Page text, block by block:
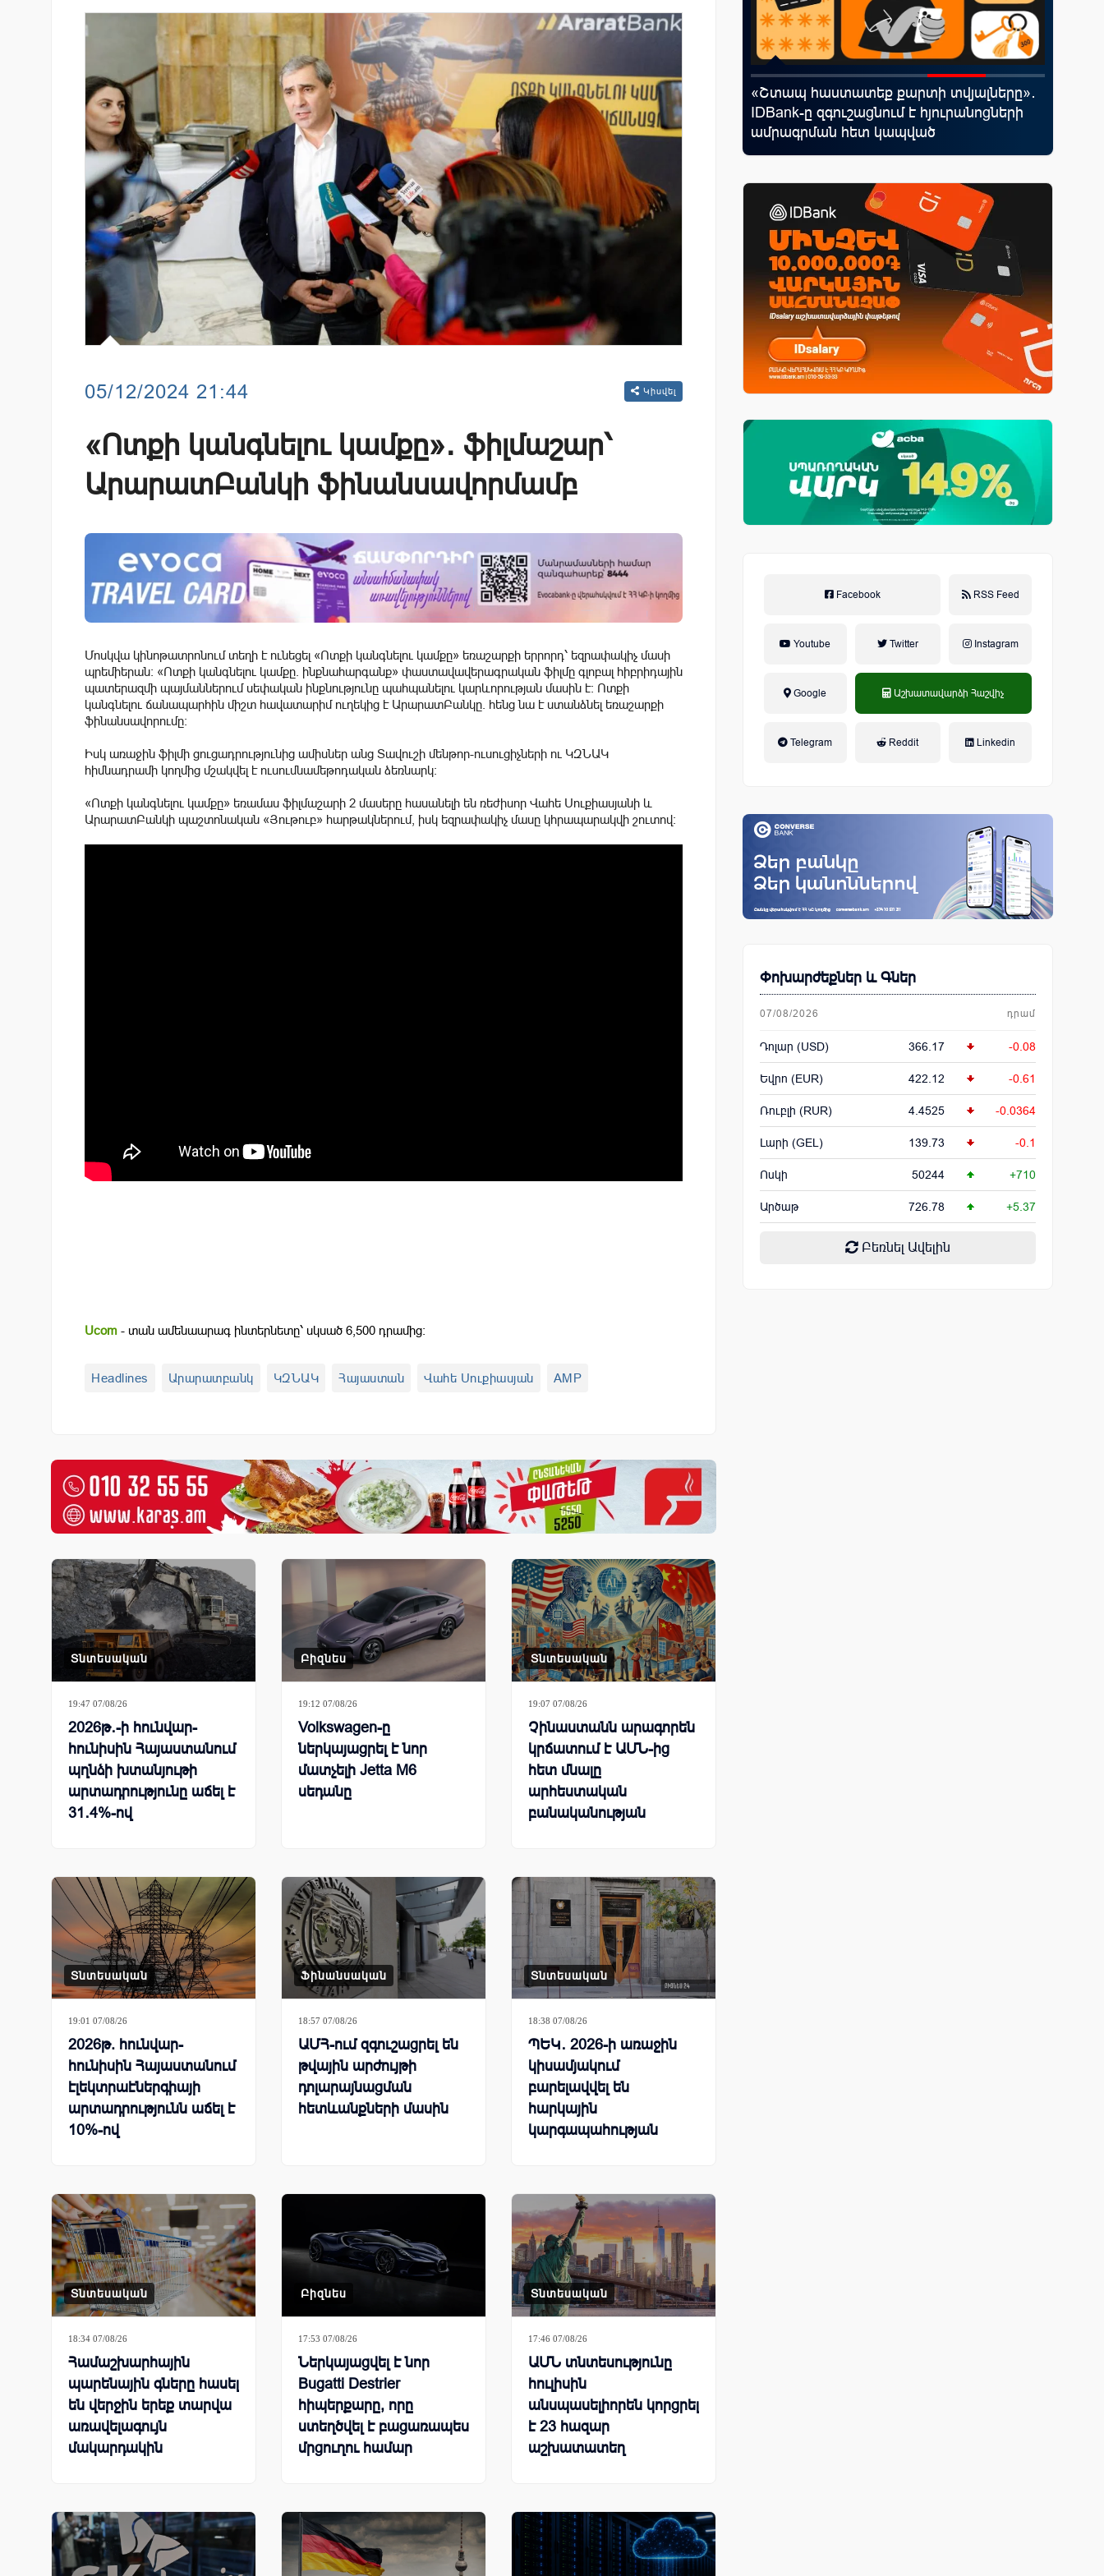
05/12/2024 21:44 Կիսվել
«Ոտքի կանգնելու կամքը»․ ֆիլմաշար՝
ԱրարատԲանկի ֆինանսավորմամբ
Մոսկվա կինոթատրոնում տեղի է ունեցել «Ոտքի կանգնելու կամքը» եռաշարքի երրորդ՝ եզրափակիչ մասի
պրեմիերան։ «Ոտքի կանգնելու կամքը. ինքնահարգանք» փաստավավերագրական ֆիլմը գլոբալ հիբրիդային
պատերազմի պայմաններում սեփական ինքնությունը պահպանելու կարևորության մասին է։ Ոտքի
կանգնելու ճանապարհին միշտ հավատարիմ ուղեկից է ԱրարատԲանկը. հենց նա է ստանձնել եռաշարքի
ֆինանսավորումը:
Իսկ առաջին ֆիլմի ցուցադրությունից ամիսներ անց Տավուշի մենթոր-ուսուցիչների ու ԿԶՆԱԿ
հիմնադրամի կողմից մշակվել է ուսումնամեթոդական ձեռնարկ։
«Ոտքի կանգնելու կամքը» եռամաս ֆիլմաշարի 2 մասերը հասանելի են ռեժիսոր Վահե Սուքիասյանի և
ԱրարատԲանկի պաշտոնական «Յութուբ» հարթակներում, իսկ եզրափակիչ մասը կհրապարակվի շուտով:
Ucom - տան ամենաարագ ինտերնետը՝ սկսած 6,500 դրամից:
Headlines Արարատբանկ ԿԶՆԱԿ Հայաստան Վահե Սուքիասյան AMP
Ֆասթ Բանկը Սևան Ստարտափ
Սամմիթին ներկայացրել է իր
պրոդուկտներն ու քարտային
առաջարկները
Ucom-ի աջակցությամբ ներկայացվեց
«Մտապահիր կենդանիներին» կրթական
խաղը
«Շտապ հաստատեք քարտի տվյալները»․
IDBank-ը զգուշացնում է հյուրանոցների
ամրագրման հետ կապված
զեղծարարությունների մասին
Facebook RSS Feed
Youtube Twitter Instagram
Google Աշխատավարձի Հաշվիչ
Telegram Reddit Linkedin
Փոխարժեքներ և Գներ
07/08/2026 դրամ
Դոլար (USD) 366.17 -0.08
Եվրո (EUR) 422.12 -0.61
Ռուբլի (RUR) 4.4525 -0.0364
Լարի (GEL) 139.73 -0.1
Ոսկի 50244 +710
Արծաթ 726.78 +5.37
Բեռնել Ավելին
Տնտեսական
19:47 07/08/26
2026թ․-ի հունվար-
հունիսին Հայաստանում
պղնձի խտանյութի
արտադրությունը աճել է
31․4%-ով
Բիզնես
19:12 07/08/26
Volkswagen-ը
ներկայացրել է նոր
մատչելի Jetta M6
սեդանը
Տնտեսական
19:07 07/08/26
Չինաստանն արագորեն
կրճատում է ԱՄՆ-ից
հետ մնալը
արհեստական
բանականության
Տնտեսական
19:01 07/08/26
2026թ. հունվար-
հունիսին Հայաստանում
էլեկտրաէներգիայի
արտադրությունն աճել է
10%-ով
Ֆինանսական
18:57 07/08/26
ԱՄՀ-ում զգուշացրել են
թվային արժույթի
դոլարայնացման
հետևանքների մասին
Տնտեսական
18:38 07/08/26
ՊԵԿ․ 2026-ի առաջին
կիսամյակում
բարելավվել են
հարկային
կարգապահության
Տնտեսական
18:34 07/08/26
Համաշխարհային
պարենային գները հասել
են վերջին երեք տարվա
առավելագույն
մակարդակին
Բիզնես
17:53 07/08/26
Ներկայացվել է նոր
Bugatti Destrier
հիպերքարը, որը
ստեղծվել է բացառապես
մրցուղու համար
Տնտեսական
17:46 07/08/26
ԱՄՆ տնտեսությունը
հուլիսին
անսպասելիորեն կորցրել
է 23 հազար
աշխատատեղ